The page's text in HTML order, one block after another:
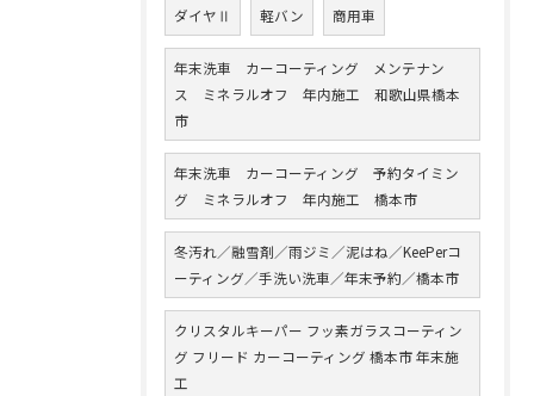
ダイヤⅡ 軽バン 商用車
年末洗車 カーコーティング メンテナン
ス ミネラルオフ 年内施工 和歌山県橋本
市
年末洗車 カーコーティング 予約タイミン
グ ミネラルオフ 年内施工 橋本市
冬汚れ／融雪剤／雨ジミ／泥はね／KeePerコ
ーティング／手洗い洗車／年末予約／橋本市
クリスタルキーパー フッ素ガラスコーティン
グ フリード カーコーティング 橋本市 年末施
工